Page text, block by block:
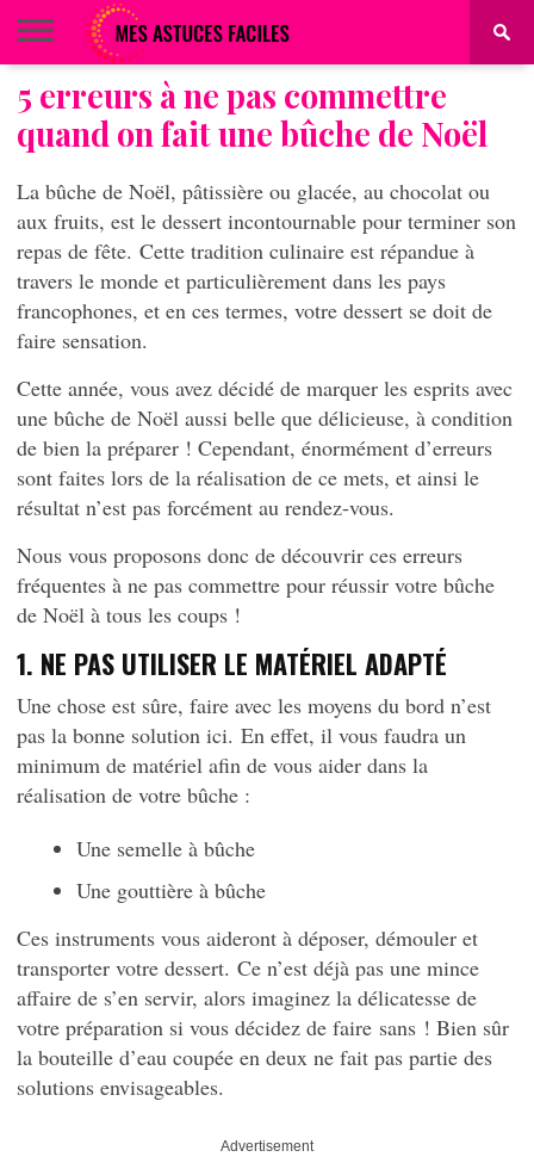
BEAUTÉ
COIFFURE
ALIMENTATION
MAQUILLAGE
MAISON
5 erreurs à ne pas commettre
quand on fait une bûche de Noël
La bûche de Noël, pâtissière ou glacée, au chocolat ou
aux fruits, est le dessert incontournable pour terminer son
repas de fête. Cette tradition culinaire est répandue à
travers le monde et particulièrement dans les pays
francophones, et en ces termes, votre dessert se doit de
faire sensation.
Cette année, vous avez décidé de marquer les esprits avec
une bûche de Noël aussi belle que délicieuse, à condition
de bien la préparer ! Cependant, énormément d’erreurs
sont faites lors de la réalisation de ce mets, et ainsi le
résultat n’est pas forcément au rendez-vous.
Nous vous proposons donc de découvrir ces erreurs
fréquentes à ne pas commettre pour réussir votre bûche
de Noël à tous les coups !
1. NE PAS UTILISER LE MATÉRIEL ADAPTÉ
Une chose est sûre, faire avec les moyens du bord n’est
pas la bonne solution ici. En effet, il vous faudra un
minimum de matériel afin de vous aider dans la
réalisation de votre bûche :
Une semelle à bûche
Une gouttière à bûche
Ces instruments vous aideront à déposer, démouler et
transporter votre dessert. Ce n’est déjà pas une mince
affaire de s’en servir, alors imaginez la délicatesse de
votre préparation si vous décidez de faire sans ! Bien sûr
la bouteille d’eau coupée en deux ne fait pas partie des
solutions envisageables.
Advertisement